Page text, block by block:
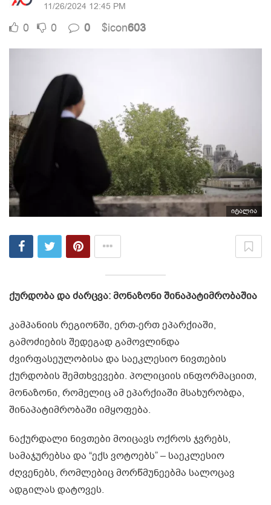
11/26/2024 12:45 PM
0 0 0 $icon603
იტალია
ქურდობა და ძარცვა: მონაზონი შინაპატიმრობაშია
კამპანიის რეგიონში, ერთ-ერთ ეპარქიაში,
გამოძიების შედეგად გამოვლინდა
ძვირფასეულობისა და საეკლესიო ნივთების
ქურდობის შემთხვევები. პოლიციის ინფორმაციით,
მონაზონი, რომელიც ამ ეპარქიაში მსახურობდა,
შინაპატიმრობაში იმყოფება.
ნაქურდალი ნივთები მოიცავს ოქროს ჯვრებს,
სამაჯურებსა და “ექს ვოტოებს” – საეკლესიო
ძღვენებს, რომლებიც მორწმუნეებმა სალოცავ
ადგილას დატოვეს.